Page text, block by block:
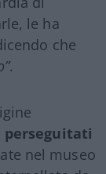
le ha
che
.
perseguitati
nel museo